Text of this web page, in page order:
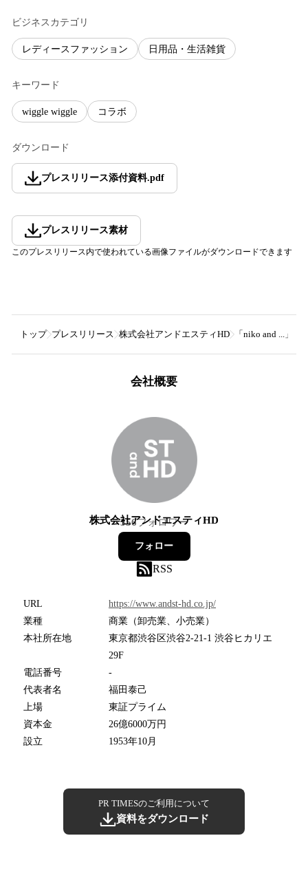
ビジネスカテゴリ
レディースファッション 日用品・生活雑貨
キーワード
wiggle wiggle コラボ
ダウンロード
プレスリリース添付資料.pdf
プレスリリース素材
このプレスリリース内で使われている画像ファイルがダウンロードできます
トップ プレスリリース 株式会社アンドエスティHD 「niko and ...」
会社概要
株式会社アンドエスティHD
356フォロワー
フォロー
RSS
URL
https://www.andst-hd.co.jp/
業種
商業（卸売業、小売業）
本社所在地
東京都渋谷区渋谷2-21-1 渋谷ヒカリエ
29F
電話番号
-
代表者名
福田泰己
上場
東証プライム
資本金
26億6000万円
設立
1953年10月
PR TIMESのご利用について
資料をダウンロード